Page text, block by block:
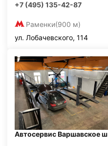
+7 (495) 135-42-87
Раменки(900 м)
ул. Лобачевского, 114
Автосервис Варшавское ш